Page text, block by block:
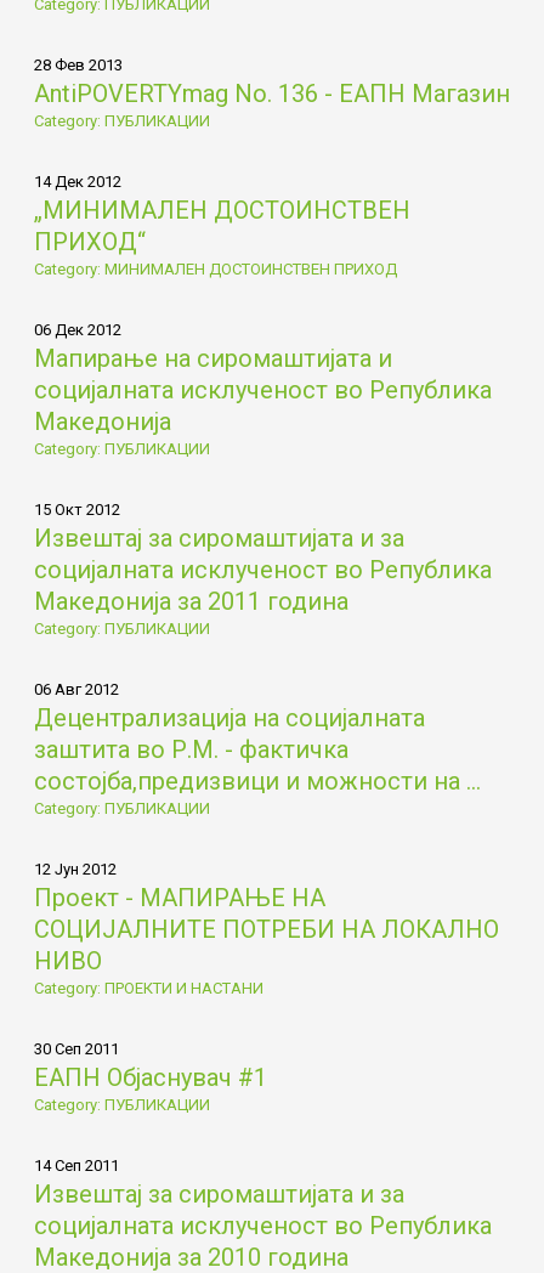
Category: ПУБЛИКАЦИИ
28 Фев 2013
AntiPOVERTYmag No. 136 - ЕАПН Магазин
Category: ПУБЛИКАЦИИ
14 Дек 2012
„МИНИМАЛЕН ДОСТОИНСТВЕН
ПРИХОД“
Category: МИНИМАЛЕН ДОСТОИНСТВЕН ПРИХОД
06 Дек 2012
Мапирање на сиромаштијата и
социјалната исклученост во Република
Македонија
Category: ПУБЛИКАЦИИ
15 Окт 2012
Извештај за сиромаштијата и за
социјалната исклученост во Република
Македонија за 2011 година
Category: ПУБЛИКАЦИИ
06 Авг 2012
Децентрализација на социјалната
заштита во Р.М. - фактичка
состојба,предизвици и можности на ...
Category: ПУБЛИКАЦИИ
12 Јун 2012
Проект - МАПИРАЊЕ НА
СОЦИЈАЛНИТЕ ПОТРЕБИ НА ЛОКАЛНО
НИВО
Category: ПРОЕКТИ И НАСТАНИ
30 Сеп 2011
ЕАПН Објаснувач #1
Category: ПУБЛИКАЦИИ
14 Сеп 2011
Извештај за сиромаштијата и за
социјалната исклученост во Република
Македонија за 2010 година